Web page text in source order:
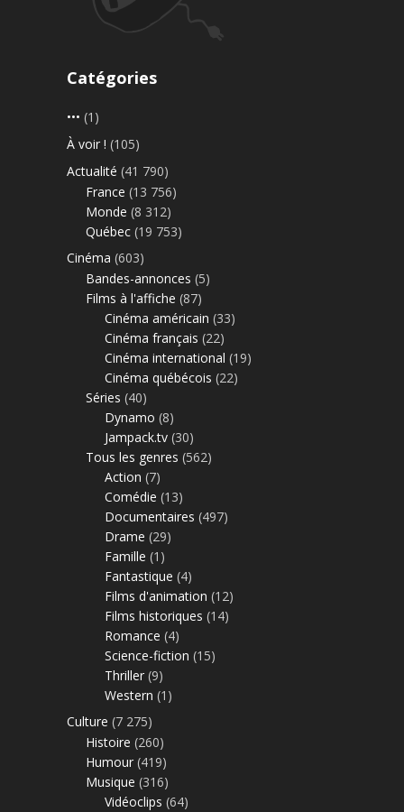
Catégories
••• (1)
À voir ! (105)
Actualité (41 790)
France (13 756)
Monde (8 312)
Québec (19 753)
Cinéma (603)
Bandes-annonces (5)
Films à l'affiche (87)
Cinéma américain (33)
Cinéma français (22)
Cinéma international (19)
Cinéma québécois (22)
Séries (40)
Dynamo (8)
Jampack.tv (30)
Tous les genres (562)
Action (7)
Comédie (13)
Documentaires (497)
Drame (29)
Famille (1)
Fantastique (4)
Films d'animation (12)
Films historiques (14)
Romance (4)
Science-fiction (15)
Thriller (9)
Western (1)
Culture (7 275)
Histoire (260)
Humour (419)
Musique (316)
Vidéoclips (64)